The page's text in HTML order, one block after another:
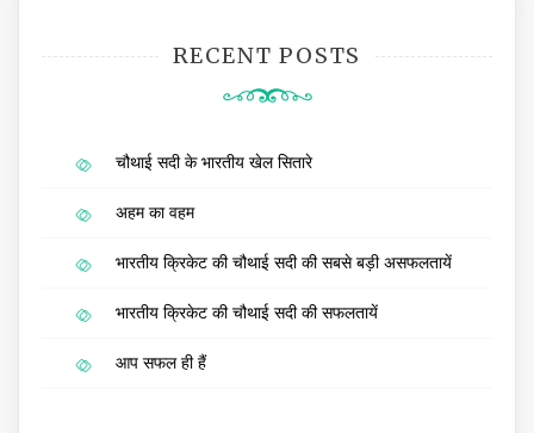
RECENT POSTS
चौथाई सदी के भारतीय खेल सितारे
अहम का वहम
भारतीय क्रिकेट की चौथाई सदी की सबसे बड़ी असफलतायें
भारतीय क्रिकेट की चौथाई सदी की सफलतायें
आप सफल ही हैं